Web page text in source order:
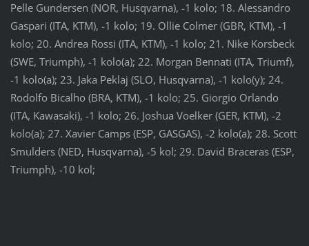
Pelle Gundersen (NOR, Husqvarna), -1 kolo; 18. Alessandro
Gaspari (ITA, KTM), -1 kolo; 19. Ollie Colmer (GBR, KTM), -1
kolo; 20. Andrea Rossi (ITA, KTM), -1 kolo; 21. Nike Korsbeck
(SWE, Triumph), -1 kolo(a); 22. Morgan Bennati (ITA, Triumf),
-1 kolo(a); 23. Jaka Peklaj (SLO, Husqvarna), -1 kolo(y); 24.
Rodolfo Bicalho (BRA, KTM), -1 kolo; 25. Giorgio Orlando
(ITA, Kawasaki), -1 kolo; 26. Joshua Voelker (GER, KTM), -2
kolo(a); 27. Xavier Camps (ESP, GASGAS), -2 kolo(a); 28. Scott
Smulders (NED, Husqvarna), -5 kol; 29. David Braceras (ESP,
Triumph), -10 kol;